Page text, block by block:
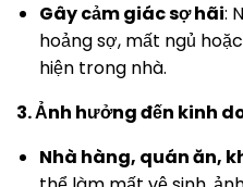
Gây cảm giác sợ hãi:
hoảng sợ, mất ngủ
hiện trong nhà.
3. Ảnh hưởng đến kinh
Nhà hàng, quán ăn,